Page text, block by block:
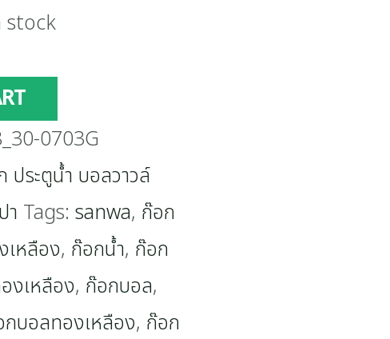
stock
0703G
ประตูน้ำ บอลวาวล์
า Tags: sanwa, ก๊อก
หลือง, ก๊อกน้ำ, ก๊อก
งเหลือง, ก๊อกบอล,
บอลทองเหลือง, ก๊อก